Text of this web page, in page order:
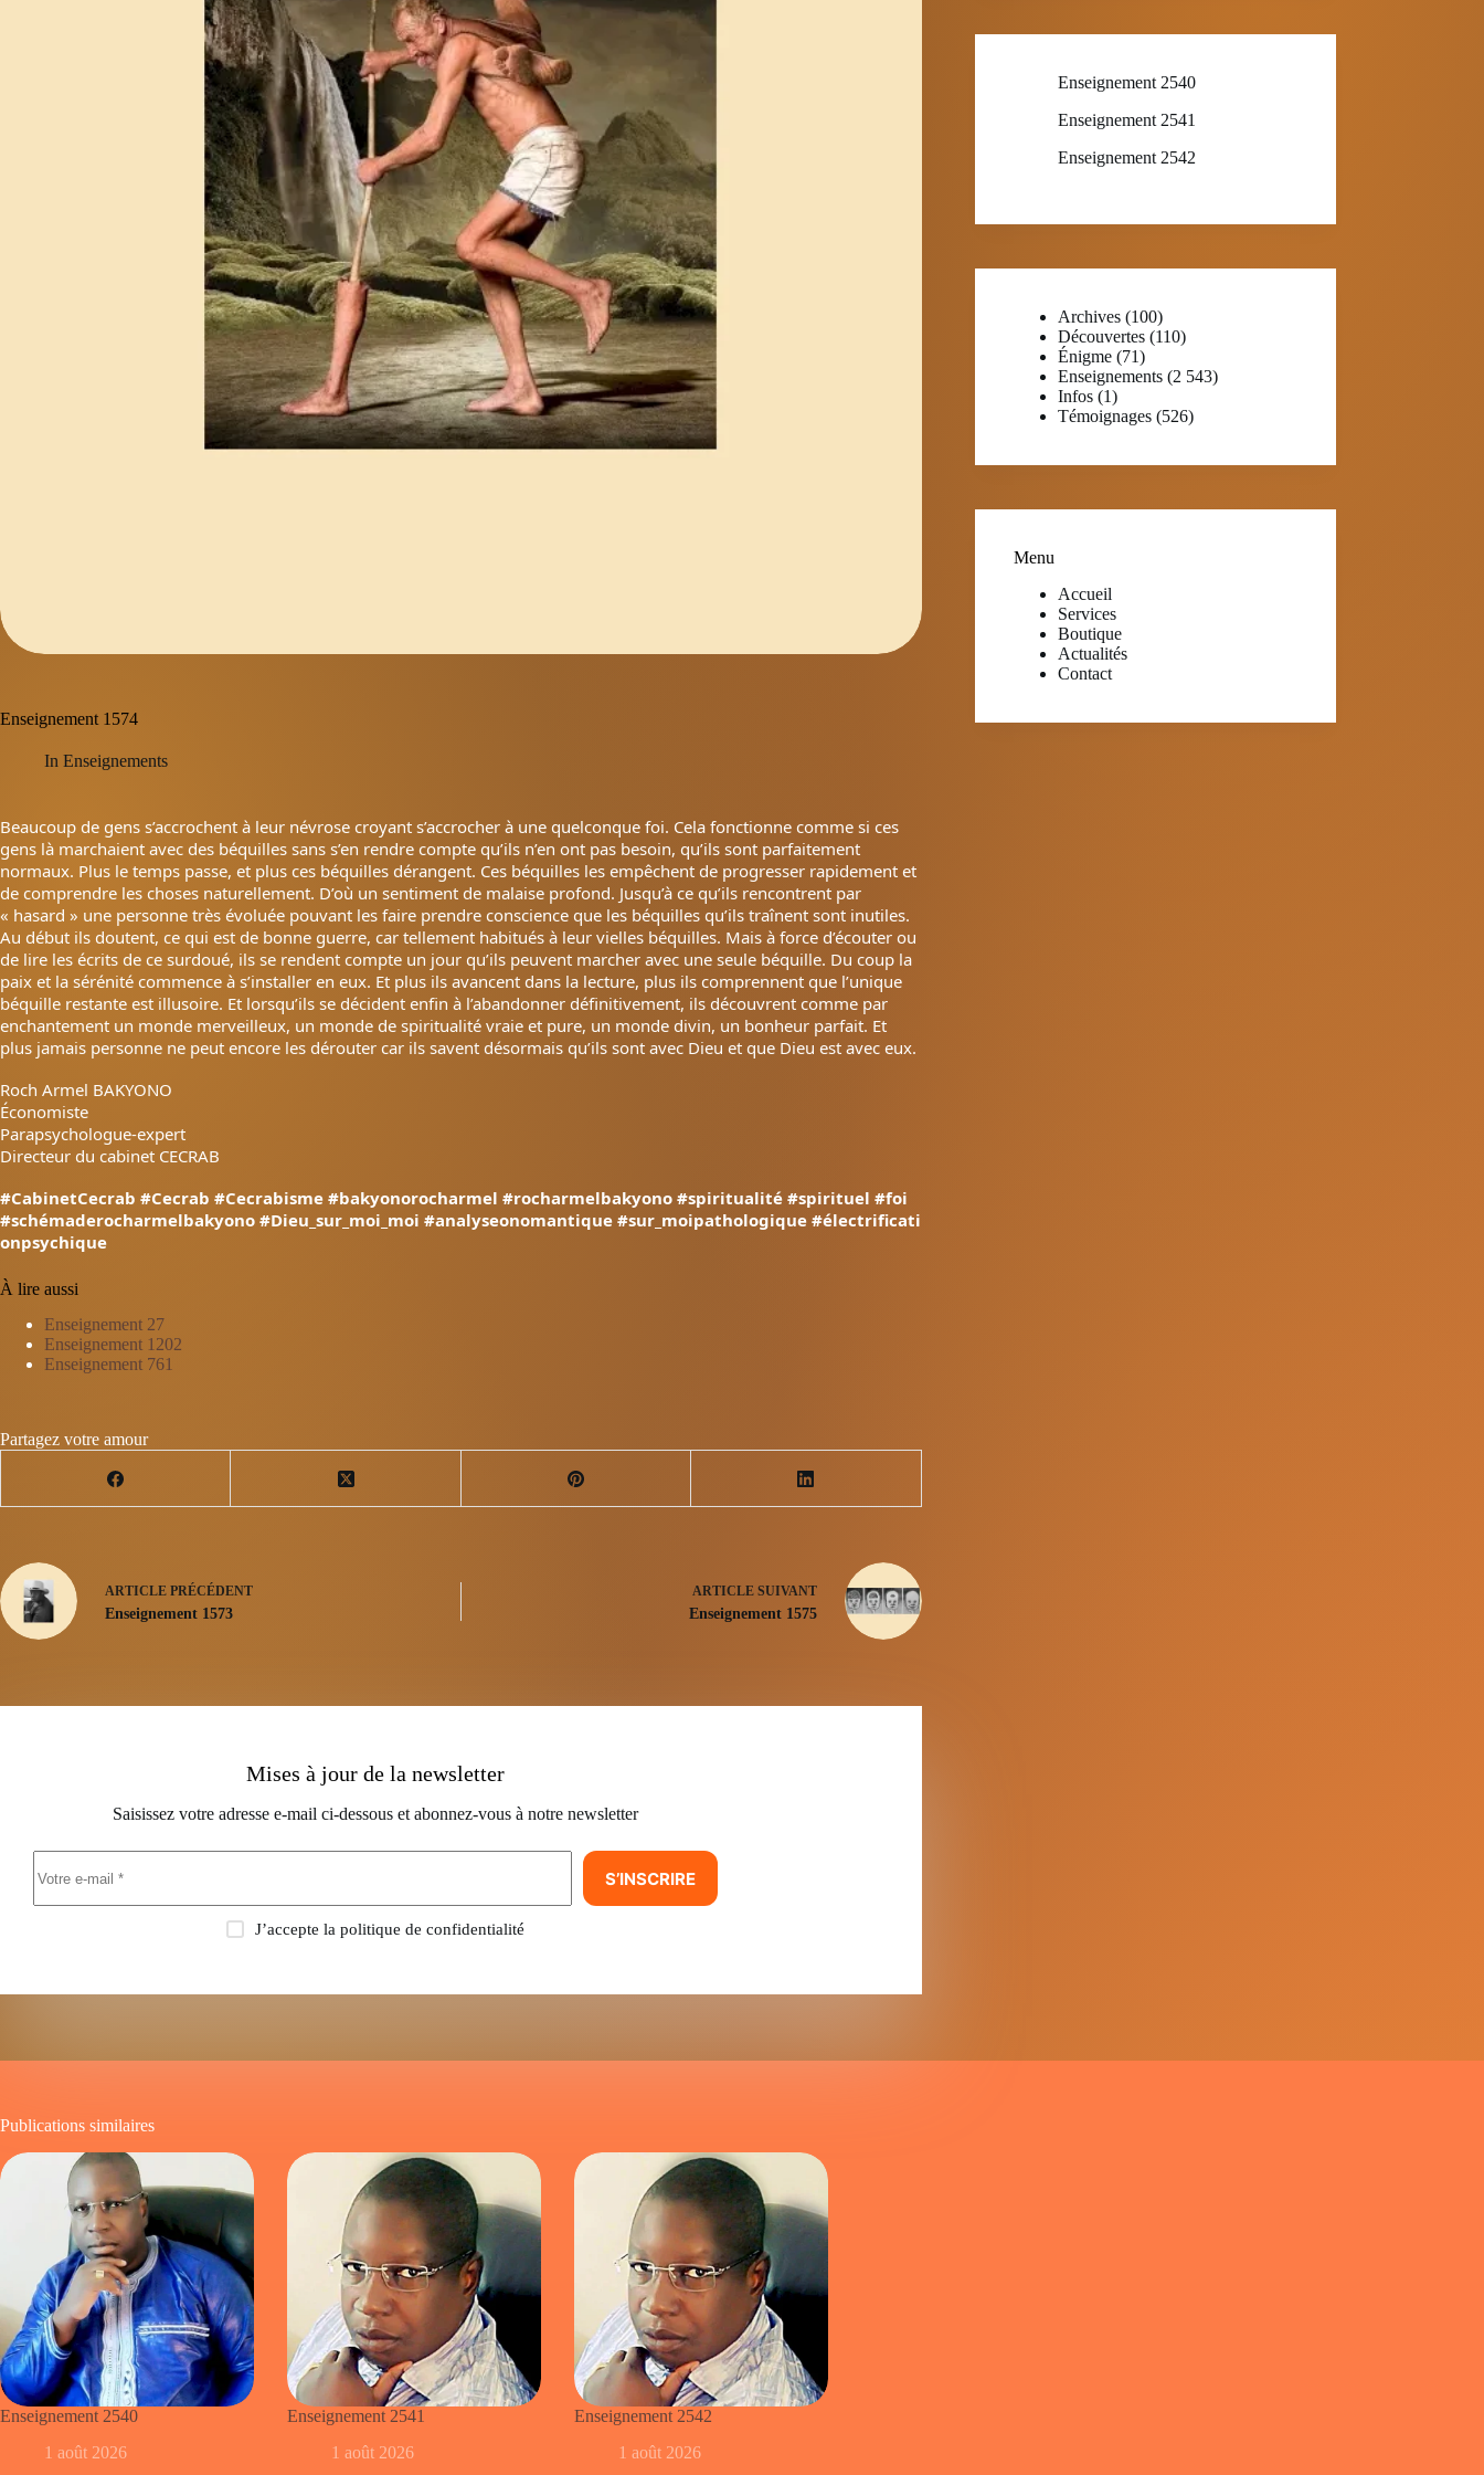
Enseignement 1574
In Enseignements
Beaucoup de gens s’accrochent à leur névrose croyant s’accrocher à une quelconque foi. Cela fonctionne comme si ces
gens là marchaient avec des béquilles sans s’en rendre compte qu’ils n’en ont pas besoin, qu’ils sont parfaitement
normaux. Plus le temps passe, et plus ces béquilles dérangent. Ces béquilles les empêchent de progresser rapidement et
de comprendre les choses naturellement. D’où un sentiment de malaise profond. Jusqu’à ce qu’ils rencontrent par
« hasard » une personne très évoluée pouvant les faire prendre conscience que les béquilles qu’ils traînent sont inutiles.
Au début ils doutent, ce qui est de bonne guerre, car tellement habitués à leur vielles béquilles. Mais à force d’écouter ou
de lire les écrits de ce surdoué, ils se rendent compte un jour qu’ils peuvent marcher avec une seule béquille. Du coup la
paix et la sérénité commence à s’installer en eux. Et plus ils avancent dans la lecture, plus ils comprennent que l’unique
béquille restante est illusoire. Et lorsqu’ils se décident enfin à l’abandonner définitivement, ils découvrent comme par
enchantement un monde merveilleux, un monde de spiritualité vraie et pure, un monde divin, un bonheur parfait. Et
plus jamais personne ne peut encore les dérouter car ils savent désormais qu’ils sont avec Dieu et que Dieu est avec eux.
Roch Armel BAKYONO
Économiste
Parapsychologue-expert
Directeur du cabinet CECRAB
#CabinetCecrab #Cecrab #Cecrabisme #bakyonorocharmel #rocharmelbakyono #spiritualité #spirituel #foi
#schémaderocharmelbakyono #Dieu_sur_moi_moi #analyseonomantique #sur_moipathologique #électrificati
onpsychique
À lire aussi
Enseignement 27
Enseignement 1202
Enseignement 761
Partagez votre amour
ARTICLE PRÉCÉDENT
Enseignement 1573
ARTICLESUIVANT
Enseignement 1575
Mises à jour de la newsletter
Saisissez votre adresse e-mail ci-dessous et abonnez-vous à notre newsletter
S’INSCRIRE
J’accepte la politique de confidentialité
Enseignement 2540
Enseignement 2541
Enseignement 2542
Archives (100)
Découvertes (110)
Énigme (71)
Enseignements (2 543)
Infos (1)
Témoignages (526)
Menu
Accueil
Services
Boutique
Actualités
Contact
Publications similaires
Enseignement 2540
1 août 2026
Enseignement 2541
1 août 2026
Enseignement 2542
1 août 2026